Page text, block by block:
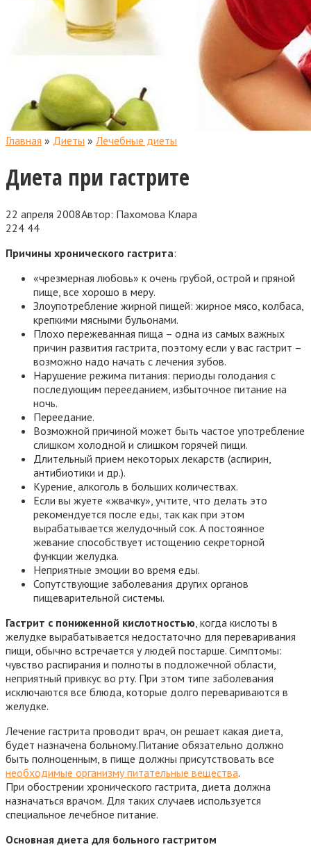
Главная » Диеты » Лечебные диеты
Диета при гастрите
22 апреля 2008Автор: Пахомова Клара
224 44
Причины хронического гастрита:
«чрезмерная любовь» к очень грубой, острой и пряной
пище, все хорошо в меру.
Злоупотребление жирной пищей: жирное мясо, колбаса,
крепкими мясными бульонами.
Плохо пережеванная пища – одна из самых важных
причин развития гастрита, поэтому если у вас гастрит –
возможно надо начать с лечения зубов.
Нарушение режима питания: периоды голодания с
последующим перееданием, избыточное питание на
ночь.
Переедание.
Возможной причиной может быть частое употребление
слишком холодной и слишком горячей пищи.
Длительный прием некоторых лекарств (аспирин,
антибиотики и др.).
Курение, алкоголь в больших количествах.
Если вы жуете «жвачку», учтите, что делать это
рекомендуется после еды, так как при этом
вырабатывается желудочный сок. А постоянное
жевание способствует истощению секреторной
функции желудка.
Неприятные эмоции во время еды.
Сопутствующие заболевания других органов
пищеварительной системы.
Гастрит с пониженной кислотностью , когда кислоты в
желудке вырабатывается недостаточно для переваривания
пищи, обычно встречается у людей постарше. Симптомы:
чувство распирания и полноты в подложечной области,
неприятный привкус во рту. При этом типе заболевания
исключаются все блюда, которые долго перевариваются в
желудке.
Лечение гастрита проводит врач, он решает какая диета,
будет назначена больному.Питание обязательно должно
быть полноценным, в пище должны присутствовать все
необходимые организму питательные вещества.
При обострении хронического гастрита, диета должна
назначаться врачом. Для таких случаев используется
специальное лечебное питание.
Основная диета для больного гастритом